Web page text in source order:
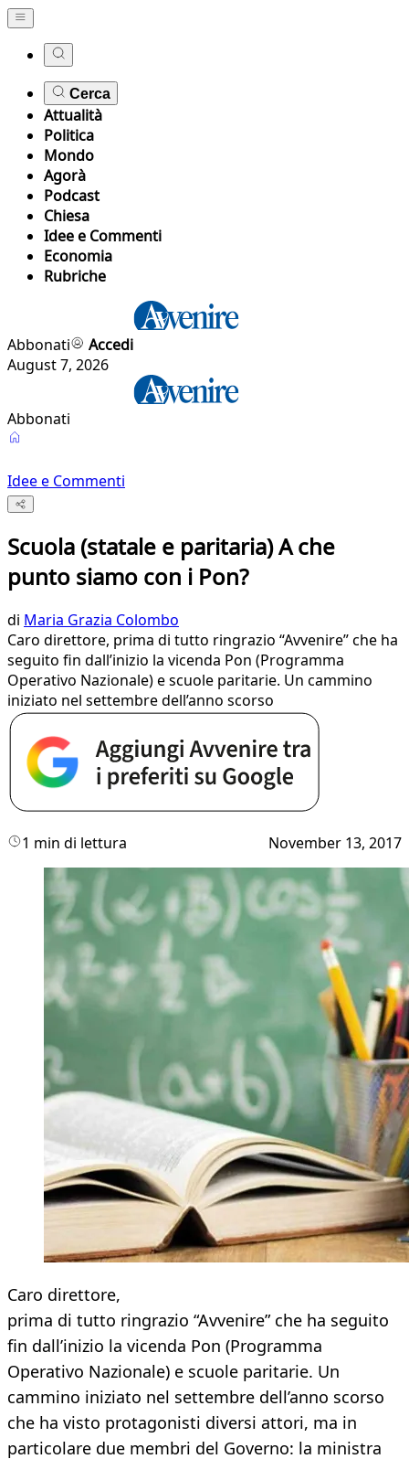
Cerca
Attualità
Politica
Mondo
Agorà
Podcast
Chiesa
Idee e Commenti
Economia
Rubriche
Abbonati
Accedi
August 7, 2026
Abbonati
Idee e Commenti
Scuola (statale e paritaria) A che
punto siamo con i Pon?
di Maria Grazia Colombo
Caro direttore, prima di tutto ringrazio “Avvenire” che ha
seguito fin dall’inizio la vicenda Pon (Programma
Operativo Nazionale) e scuole paritarie. Un cammino
iniziato nel settembre dell’anno scorso
1 min di lettura November 13, 2017
Caro direttore,
prima di tutto ringrazio “Avvenire” che ha seguito
fin dall’inizio la vicenda Pon (Programma
Operativo Nazionale) e scuole paritarie. Un
cammino iniziato nel settembre dell’anno scorso
che ha visto protagonisti diversi attori, ma in
particolare due membri del Governo: la ministra